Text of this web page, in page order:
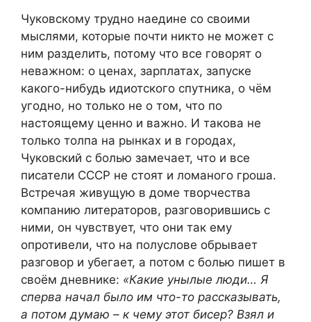
Чуковскому трудно наедине со своими
мыслями, которые почти никто не может с
ним разделить, потому что все говорят о
неважном: о ценах, зарплатах, запуске
какого-нибудь идиотского спутника, о чём
угодно, но только не о том, что по
настоящему ценно и важно. И такова не
только толпа на рынках и в городах,
Чуковский с болью замечает, что и все
писатели СССР не стоят и ломаного гроша.
Встречая живущую в доме творчества
компанию литераторов, разговорившись с
ними, он чувствует, что они так ему
опротивели, что на полуслове обрывает
разговор и убегает, а потом с болью пишет в
своём дневнике: «Какие унылые люди… Я
сперва начал было им что-то рассказывать,
а потом думаю – к чему этот бисер? Взял и